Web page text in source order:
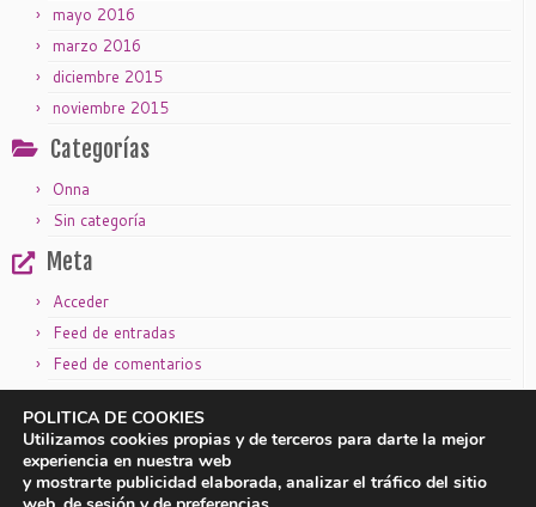
mayo 2016
marzo 2016
diciembre 2015
noviembre 2015
Categorías
Onna
Sin categoría
Meta
Acceder
Feed de entradas
Feed de comentarios
WordPress.org
Aviso legal| Política de privacidad
POLITICA DE COOKIES
Utilizamos cookies propias y de terceros para darte la mejor
experiencia en nuestra web
y mostrarte publicidad elaborada, analizar el tráfico del sitio